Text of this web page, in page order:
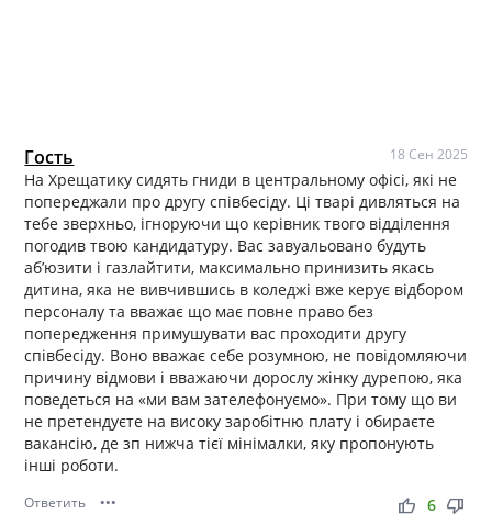
Гость 18 Сен 2025
На Хрещатику сидять гниди в центральному офісі, які не
попереджали про другу співбесіду. Ці тварі дивляться на
тебе зверхньо, ігноруючи що керівник твого відділення
погодив твою кандидатуру. Вас завуальовано будуть
аб’юзити і газлайтити, максимально принизить якась
дитина, яка не вивчившись в коледжі вже керує відбором
персоналу та вважає що має повне право без
попередження примушувати вас проходити другу
співбесіду. Воно вважає себе розумною, не повідомляючи
причину відмови і вважаючи дорослу жінку дурепою, яка
поведеться на «ми вам зателефонуємо». При тому що ви
не претендуєте на високу заробітню плату і обираєте
вакансію, де зп нижча тієї мінімалки, яку пропонують
інші роботи.
Ответить ••• thumb_up thumb_down
6